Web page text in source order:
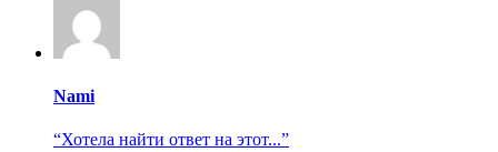
Nami
“Хотела найти ответ на этот...”